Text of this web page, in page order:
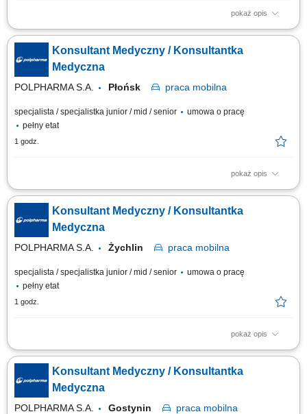
pokaż opis
Na tym stanowisku będziesz zajmował/a się promocją kluczowych
produktów z naszego portfolio do lekarzy, oraz reprezentowaniem Grupy
Polpharma na powierzonym terenie (Płock, Ciechanów, Kutno, Płońsk,
Żychlin, Gostynin) a także podczas wydarzeń naukowych, dbając o
profesjonalny wizerunek...
Konsultant Medyczny / Konsultantka
Medyczna
POLPHARMA S.A. Płońsk praca mobilna
specjalista / specjalistka junior / mid / senior
umowa o pracę
pełny etat
1 godz.
pokaż opis
Na tym stanowisku będziesz zajmował/a się promocją kluczowych
produktów z naszego portfolio do lekarzy, oraz reprezentowaniem Grupy
Polpharma na powierzonym terenie (Płock, Ciechanów, Kutno, Płońsk,
Żychlin, Gostynin) a także podczas wydarzeń naukowych, dbając o
profesjonalny wizerunek...
Konsultant Medyczny / Konsultantka
Medyczna
POLPHARMA S.A. Żychlin praca mobilna
specjalista / specjalistka junior / mid / senior
umowa o pracę
pełny etat
1 godz.
pokaż opis
Na tym stanowisku będziesz zajmował/a się promocją kluczowych
produktów z naszego portfolio do lekarzy, oraz reprezentowaniem Grupy
Polpharma na powierzonym terenie (Płock, Ciechanów, Kutno, Płońsk,
Żychlin, Gostynin) a także podczas wydarzeń naukowych, dbając o
profesjonalny wizerunek...
Konsultant Medyczny / Konsultantka
Medyczna
POLPHARMA S.A. Gostynin praca mobilna